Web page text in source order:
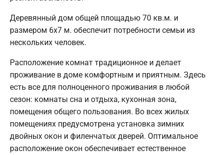
Деревянный дом общей площадью 70 кв.м. и
размером 6х7 м. обеспечит потребности семьи из
нескольких человек.
Расположение комнат традиционное и делает
проживание в доме комфортным и приятным. Здесь
есть все для полноценного проживания в любой
сезон: комнаты сна и отдыха, кухонная зона,
помещения общего пользования. Во всех жилых
помещениях предусмотрена установка зимних
двойных окон и филенчатых дверей. Оптимальное
расположение окон обеспечивает естественное